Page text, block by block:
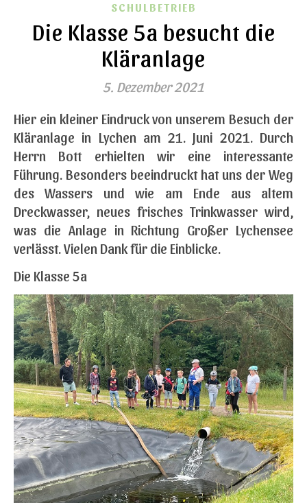
SCHULBETRIEB
Die Klasse 5a besucht die
Kläranlage
5. Dezember 2021
Hier ein kleiner Eindruck von unserem Besuch der
Kläranlage in Lychen am 21. Juni 2021. Durch
Herrn Bott erhielten wir eine interessante
Führung. Besonders beeindruckt hat uns der Weg
des Wassers und wie am Ende aus altem
Dreckwasser, neues frisches Trinkwasser wird,
was die Anlage in Richtung Großer Lychensee
verlässt. Vielen Dank für die Einblicke.
Die Klasse 5a